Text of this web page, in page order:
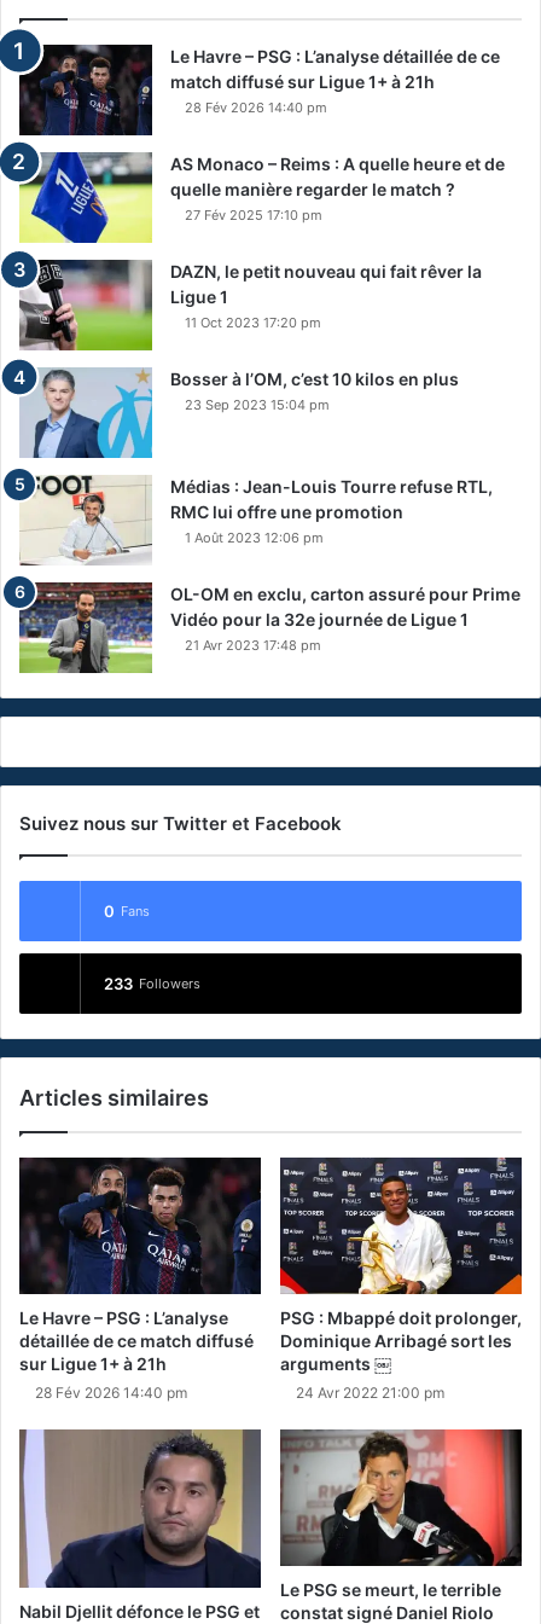
Le Havre – PSG : L’analyse détaillée de ce
match diffusé sur Ligue 1+ à 21h
28 Fév 2026 14:40 pm
AS Monaco – Reims : A quelle heure et de
quelle manière regarder le match ?
27 Fév 2025 17:10 pm
DAZN, le petit nouveau qui fait rêver la
Ligue 1
11 Oct 2023 17:20 pm
Bosser à l’OM, c’est 10 kilos en plus
23 Sep 2023 15:04 pm
Médias : Jean-Louis Tourre refuse RTL,
RMC lui offre une promotion
1 Août 2023 12:06 pm
OL-OM en exclu, carton assuré pour Prime
Vidéo pour la 32e journée de Ligue 1
21 Avr 2023 17:48 pm
Suivez nous sur Twitter et Facebook
0 Fans
233 Followers
Articles similaires
Le Havre – PSG : L’analyse
détaillée de ce match diffusé
sur Ligue 1+ à 21h
28 Fév 2026 14:40 pm
PSG : Mbappé doit prolonger,
Dominique Arribagé sort les
arguments ￼
24 Avr 2022 21:00 pm
Nabil Djellit défonce le PSG et
Le PSG se meurt, le terrible
constat signé Daniel Riolo